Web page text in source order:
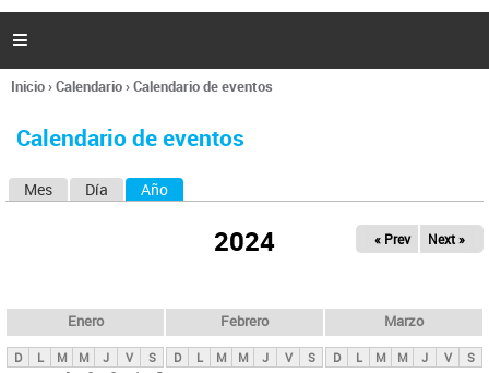
l
d

Se
usted
Inicio›Calendario›Calendario de eventos
Calendario de eventos
s
Mes Día Año
2024 « Prev Next »
Enero
D L M M J V
S
Febrero
D L M M J V S
Marzo
D L M M J V S